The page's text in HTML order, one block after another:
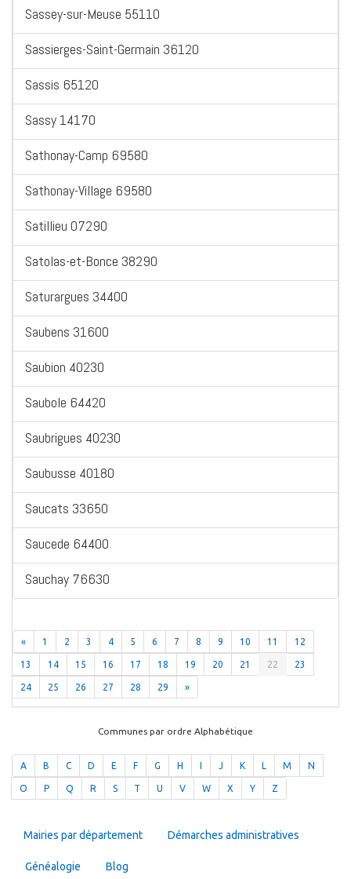
Sassey-sur-Meuse 55110
Sassierges-Saint-Germain 36120
Sassis 65120
Sassy 14170
Sathonay-Camp 69580
Sathonay-Village 69580
Satillieu 07290
Satolas-et-Bonce 38290
Saturargues 34400
Saubens 31600
Saubion 40230
Saubole 64420
Saubrigues 40230
Saubusse 40180
Saucats 33650
Saucede 64400
Sauchay 76630
« 1 2 3 4 5 6 7 8 9 10 11 12
13 14 15 16 17 18 19 20 21 22 23
24 25 26 27 28 29 »
Communes par ordre Alphabétique
A B C D E F G H J K L M N
O P Q R S T U V W X Y Z
Mairies par département Démarches administratives
Généalogie Blog